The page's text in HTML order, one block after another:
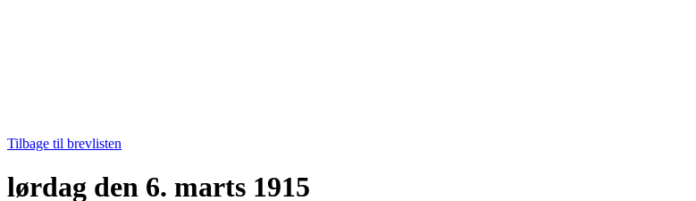
Tilbage til brevlisten
lørdag den 6. marts 1915